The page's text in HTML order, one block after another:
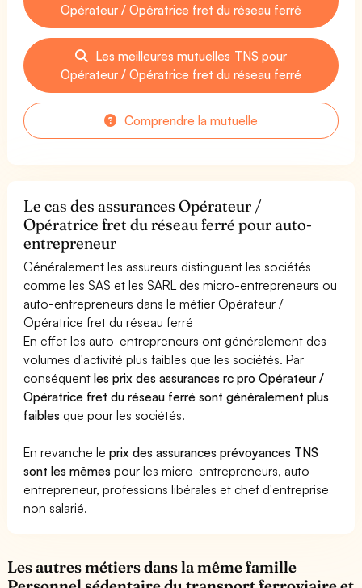
Opérateur / Opératrice fret du réseau ferré
Les meilleures mutuelles TNS pour
Opérateur / Opératrice fret du réseau ferré
Comprendre la mutuelle
Le cas des assurances Opérateur /
Opératrice fret du réseau ferré pour auto-
entrepreneur
Généralement les assureurs distinguent les sociétés
comme les SAS et les SARL des micro-entrepreneurs ou
auto-entrepreneurs dans le métier Opérateur /
Opératrice fret du réseau ferré
En effet les auto-entrepreneurs ont généralement des
volumes d'activité plus faibles que les sociétés. Par
conséquentles prix des assurances rc pro Opérateur /
Opératrice fret du réseau ferré sont généralement plus
faibles que pour les sociétés.
En revanche leprix des assurances prévoyances TNS
sont les mêmes pour les micro-entrepreneurs, auto-
entrepreneur, professions libérales et chef d'entreprise
non salarié.
Les autres métiers dans la même famille